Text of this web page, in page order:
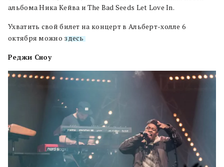
альбома Ника Кейва и The Bad Seeds Let Love In.
Ухватить свой билет на концерт в Альберт-холле 6
октября можно здесь.
Реджи Сноу